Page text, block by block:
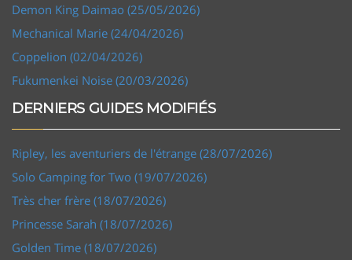
Demon King Daimao (25/05/2026)
Mechanical Marie (24/04/2026)
Coppelion (02/04/2026)
Fukumenkei Noise (20/03/2026)
DERNIERS GUIDES MODIFIÉS
Ripley, les aventuriers de l'étrange (28/07/2026)
Solo Camping for Two (19/07/2026)
Très cher frère (18/07/2026)
Princesse Sarah (18/07/2026)
Golden Time (18/07/2026)